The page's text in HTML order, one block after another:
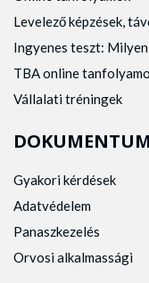
Levelező képzések,
Ingyenes teszt: Milyen
TBA online
Vállalati tréningek
Gyakori kérdések
Adatvédelem
Panaszkezelés
Orvosi alkalmassági